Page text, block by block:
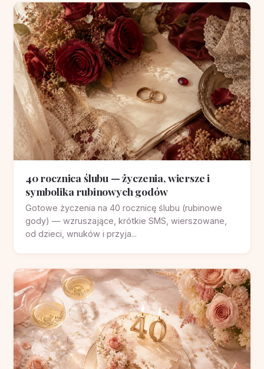
40 rocznica ślubu — życzenia, wiersze i
symbolika rubinowych godów
Gotowe życzenia na 40 rocznicę ślubu (rubinowe
gody) — wzruszające, krótkie SMS, wierszowane,
od dzieci, wnuków i przyja...